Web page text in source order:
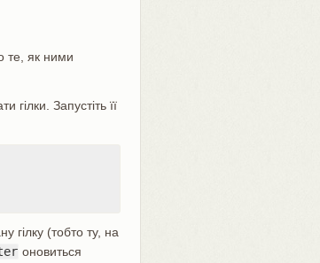
те, як ними
гілки. Запустіть її
гілку (тобто ту, на
оновиться